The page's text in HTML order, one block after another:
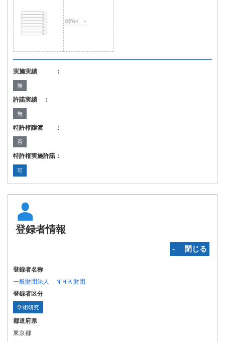
実施実績 ：
無
許諾実績 ：
無
特許権譲渡 ：
否
特許権実施許諾：
可
登録者情報
‐ 閉じる
登録者名称
一般財団法人 ＮＨＫ財団
登録者区分
学術研究
都道府県
東京都